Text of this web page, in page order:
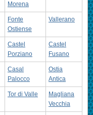
Morena
Fonte
Ostiense
Vallerano
Castel
Porziano
Castel
Fusano
Casal
Palocco
Ostia
Antica
Tor di Valle
Magliana
Vecchia